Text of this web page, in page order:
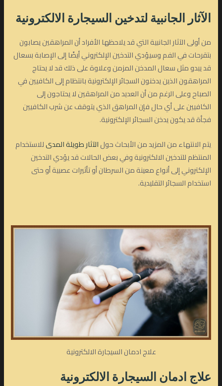
الآثار الجانبية لتدخين السيجارة الالكترونية
من أولى الآثار الجانبية التي قد يلاحظها الأفراد أن المراهقين يصابون
بتقرحات في الفم وسيؤدي التدخين الإلكتروني أيضًا إلى الإصابة بسعال
قد يبدو مثل سعال المدخن المزمن وعلاوة على ذلك قد لا يحتاج
المراهقون الذين يدخنون السجائر الإلكترونية بانتظام إلى الكافيين في
الصباح وعلى الرغم من أن العديد من المراهقين لا يحتاجون إلى
الكافيين على أي حال فإن المراهق الذي يتوقف عن شرب الكافيين
فجأة قد يكون يدخن السجائر الإلكترونية.
يتم الانتهاء من المزيد من الأبحاث حولالآثار طويلة المدىللاستخدام
المنتظم للتدخين الالكترونية وفي بعض الحالات قد يؤدي التدخين
الإلكتروني إلى أنواع معينة من السرطان أو تأثيرات عصبية أو حتى
استخدام السجائر التقليدية.
علاج ادمان السيجارة الالكترونية
علاج ادمان السيجارة الالكترونية